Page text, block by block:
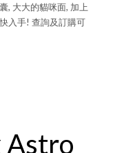
, 大大的貓咪面, 加上
入手! 查詢及訂購可
Astro